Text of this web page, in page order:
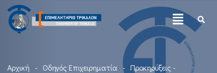
Αρχική Οδηγός Επιχειρηματία
Προκηρύξεις -